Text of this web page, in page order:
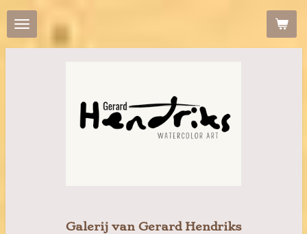
direct
Galerij van Gerard Hendriks